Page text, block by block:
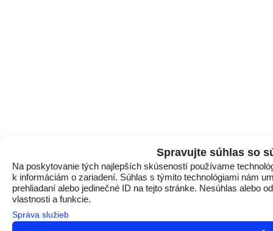
Spravujte súhlas so
Na poskytovanie tých najlepších skúseností používame
k informáciám o zariadení. Súhlas s týmito technológiami nám
prehliadaní alebo jedinečné ID na tejto stránke. Nesúhlas alebo
vlastnosti a funkcie.
Správa služieb